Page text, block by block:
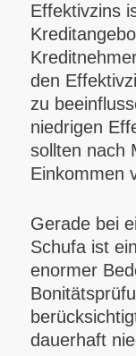
Effektivzins
den
zu
niedrigen
sollten nach
Einkommen
Gerade bei
Schufa ist
enormer
dauerhaft